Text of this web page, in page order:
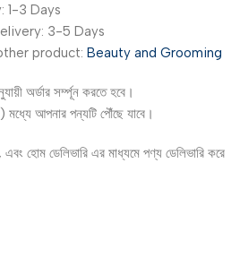
1-3 Days
3-5 Days
product: Beauty and Grooming
অর্ডার সর্ম্পূন করতে হবে।
মধ্যে আপনার পন্যটি পৌঁছে যাবে।
এবং হোম ডেলিভারি এর মাধ্যমে পণ্য ডেলিভারি করে